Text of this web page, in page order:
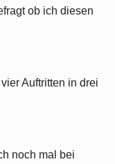
ob ich diesen
Auftritten in drei
noch mal bei